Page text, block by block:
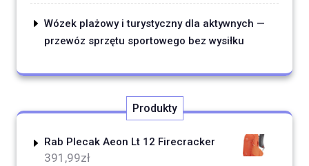
Wózek plażowy i turystyczny dla aktywnych —
przewóz sprzętu sportowego bez wysiłku
Produkty
Rab Plecak Aeon Lt 12 Firecracker
391,99zł